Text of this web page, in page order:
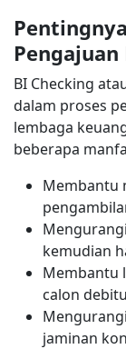
BI Checking
dalam proses
lembaga
beberapa
Membantu
kemudian
Membantu
calon
jaminan